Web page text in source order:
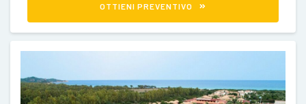
OTTIENI PREVENTIVO